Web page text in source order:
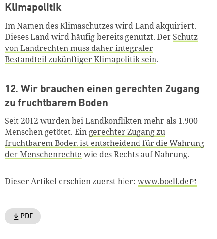
Klimapolitik
Im Namen des Klimaschutzes wird Land akquiriert.
Dieses Land wird häufig bereits genutzt. Der Schutz
von Landrechten muss daher integraler
Bestandteil zukünftiger Klimapolitik sein.
12. Wir brauchen einen gerechten Zugang
zu fruchtbarem Boden
Seit 2012 wurden bei Landkonflikten mehr als 1.900
Menschen getötet. Ein gerechter Zugang zu
fruchtbarem Boden ist entscheidend für die Wahrung
der Menschenrechte wie des Rechts auf Nahrung.
Dieser Artikel erschien zuerst hier: www.boell.de
PDF